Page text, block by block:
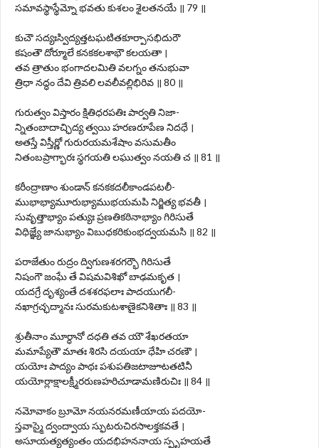
సమావస్థాస్థేమ్నో భవతు కుశలం శైలతనయే ॥ 79 ॥
కుచౌ సద్యఃస్విద్యత్తటఘటితకూర్పాసభిదురౌ
కషంతౌ దోర్మూలే కనకకలశాభౌ కలయతా ।
తవ త్రాతుం భంగాదలమితి వలగ్నం తనుభువా
త్రిధా నద్ధం దేవి త్రివలి లవలీవల్లిభిరివ ॥ 80 ॥
గురుత్వం విస్తారం క్షితిధరపతిః పార్వతి నిజా-
న్నితంబాదాచ్ఛిద్య త్వయి హరణరూపేణ నిదధే ।
అతస్తే విస్తీర్ణో గురురయమశేషాం వసుమతీం
నితంబప్రాగ్భారః స్థగయతి లఘుత్వం నయతి చ ॥ 81 ॥
కరీంద్రాణాం శుండాన్ కనకకదలీకాండపటలీ-
ముభాభ్యామూరుభ్యాముభయమపి నిర్జిత్య భవతీ ।
సువృత్తాభ్యాం పత్యుః ప్రణతికఠినాభ్యాం గిరిసుతే
విధిజ్ఞ్యే జానుభ్యాం విబుధకరికుంభద్వయమసి ॥ 82 ॥
పరాజేతుం రుద్రం ద్విగుణశరగర్భౌ గిరిసుతే
నిషంగౌ జంఘే తే విషమవిశిఖో బాఢమకృత ।
యదగ్రే దృశ్యంతే దశశరఫలాః పాదయుగలీ-
నఖాగ్రచ్ఛద్మానః సురమకుటశాణైకనిశితాః ॥ 83 ॥
శ్రుతీనాం మూర్ధానో దధతి తవ యౌ శేఖరతయా
మమాప్యేతౌ మాతః శిరసి దయయా ధేహి చరణౌ ।
యయోః పాద్యం పాథః పశుపతిజటాజూటతటినీ
యయోర్లాక్షాలక్ష్మీరరుణహరిచూడామణిరుచిః ॥ 84 ॥
నమోవాకం బ్రూమో నయనరమణీయాయ పదయో-
స్తవాస్మై ద్వంద్వాయ స్ఫుటరుచిరసాలక్తకవతే ।
అసూయత్యత్యంతం యదభిహననాయ స్పృహయతే